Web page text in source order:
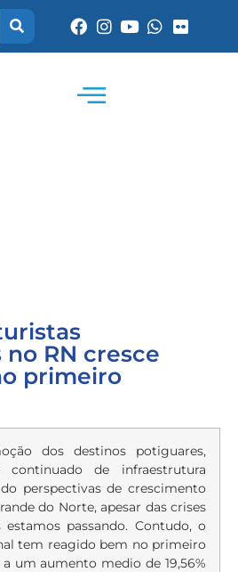
RN cresce
primeiro
dos destinos potiguares,
de infraestrutura
perspectivas de crescimento
do Norte, apesar das crises
passando. Contudo, o
tem reagido bem no primeiro
um aumento medio de 19,56%